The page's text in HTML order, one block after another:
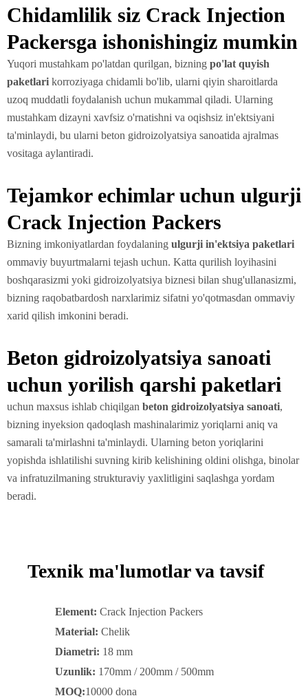
Chidamlilik siz Crack Injection
Packersga ishonishingiz mumkin
Yuqori mustahkam po'latdan qurilgan, bizning po'lat quyish
paketlari korroziyaga chidamli bo'lib, ularni qiyin sharoitlarda
uzoq muddatli foydalanish uchun mukammal qiladi. Ularning
mustahkam dizayni xavfsiz o'rnatishni va oqishsiz in'ektsiyani
ta'minlaydi, bu ularni beton gidroizolyatsiya sanoatida ajralmas
vositaga aylantiradi.
Tejamkor echimlar uchun ulgurji
Crack Injection Packers
Bizning imkoniyatlardan foydalaning ulgurji in'ektsiya paketlari
ommaviy buyurtmalarni tejash uchun. Katta qurilish loyihasini
boshqarasizmi yoki gidroizolyatsiya biznesi bilan shug'ullanasizmi,
bizning raqobatbardosh narxlarimiz sifatni yo'qotmasdan ommaviy
xarid qilish imkonini beradi.
Beton gidroizolyatsiya sanoati
uchun yorilish qarshi paketlari
uchun maxsus ishlab chiqilgan beton gidroizolyatsiya sanoati,
bizning inyeksion qadoqlash mashinalarimiz yoriqlarni aniq va
samarali ta'mirlashni ta'minlaydi. Ularning beton yoriqlarini
yopishda ishlatilishi suvning kirib kelishining oldini olishga, binolar
va infratuzilmaning strukturaviy yaxlitligini saqlashga yordam
beradi.
Texnik ma'lumotlar va tavsif
Element: Crack Injection Packers
Material: Chelik
Diametri: 18 mm
Uzunlik: 170mm / 200mm / 500mm
MOQ:10000 dona